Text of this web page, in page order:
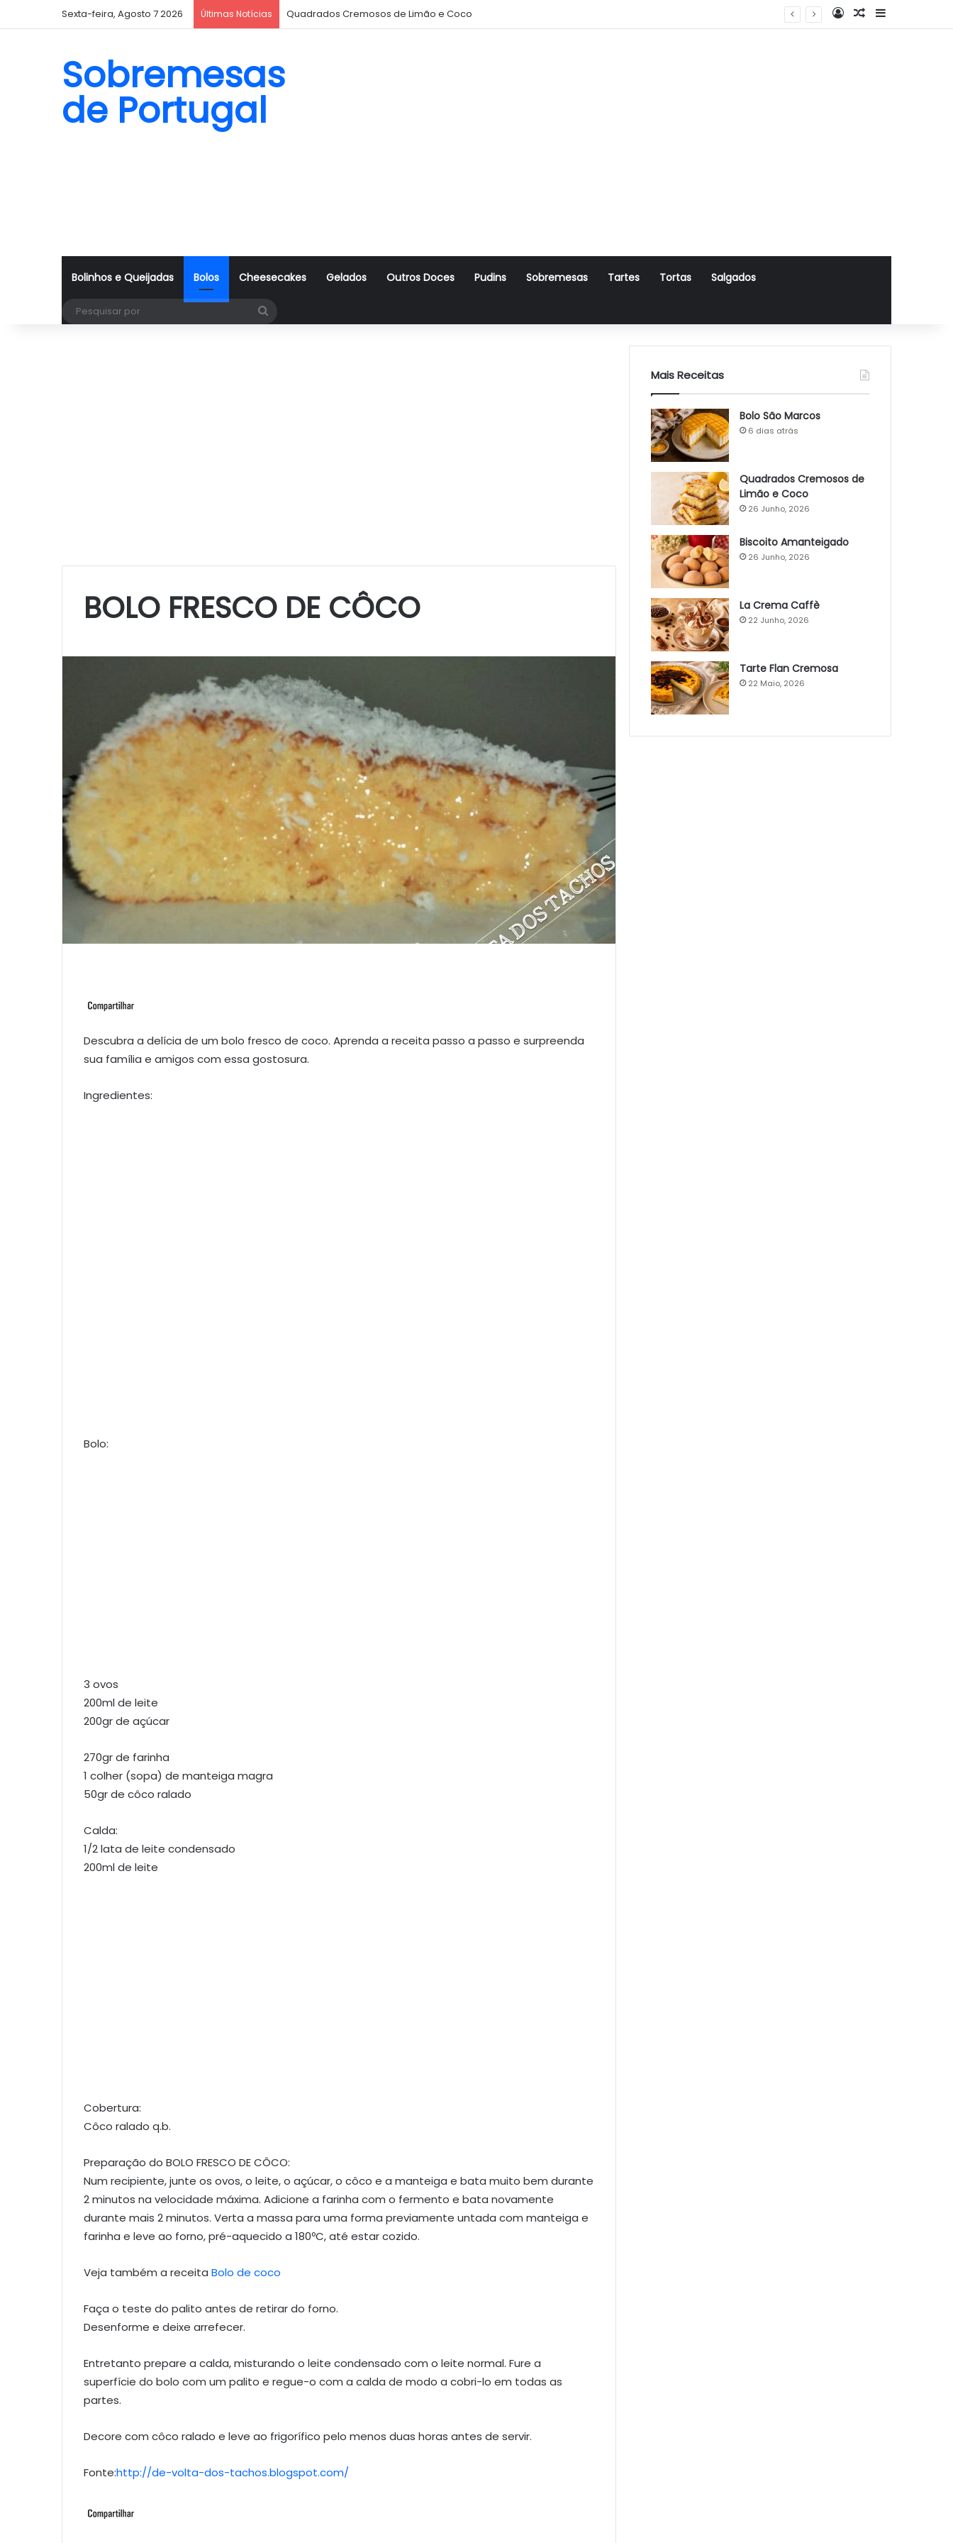
Sexta-feira, Agosto 7 2026 Últimas Notícias Quadrados Cremosos de Limão e Coco Log InArtigo Aleatório
Sidebar
Sobremesas
de Portugal
Bolinhos e Queijadas Bolos Cheesecakes Gelados Outros Doces Pudins Sobremesas Tartes Tortas Salgados
BOLO FRESCO DE CÔCO
Descubra a delícia de um bolo fresco de coco. Aprenda a receita passo a passo e surpreenda
sua família e amigos com essa gostosura.
Ingredientes:
Bolo:
3 ovos
200ml de leite
200gr de açúcar
270gr de farinha
1 colher (sopa) de manteiga magra
50gr de côco ralado
Calda:
1/2 lata de leite condensado
200ml de leite
Cobertura:
Côco ralado q.b.
Preparação do BOLO FRESCO DE CÔCO:
Num recipiente, junte os ovos, o leite, o açúcar, o côco e a manteiga e bata muito bem durante
2 minutos na velocidade máxima. Adicione a farinha com o fermento e bata novamente
durante mais 2 minutos. Verta a massa para uma forma previamente untada com manteiga e
farinha e leve ao forno, pré-aquecido a 180ºC, até estar cozido.
Veja também a receita Bolo de coco
Faça o teste do palito antes de retirar do forno.
Desenforme e deixe arrefecer.
Entretanto prepare a calda, misturando o leite condensado com o leite normal. Fure a
superfície do bolo com um palito e regue-o com a calda de modo a cobri-lo em todas as
partes.
Decore com côco ralado e leve ao frigorífico pelo menos duas horas antes de servir.
Fonte:http://de-volta-dos-tachos.blogspot.com/
Mais Receitas
Bolo São Marcos
6 dias atrás
Quadrados Cremosos de
Limão e Coco
26 Junho, 2026
Biscoito Amanteigado
26 Junho, 2026
La Crema Caffè
22 Junho, 2026
Tarte Flan Cremosa
22 Maio, 2026